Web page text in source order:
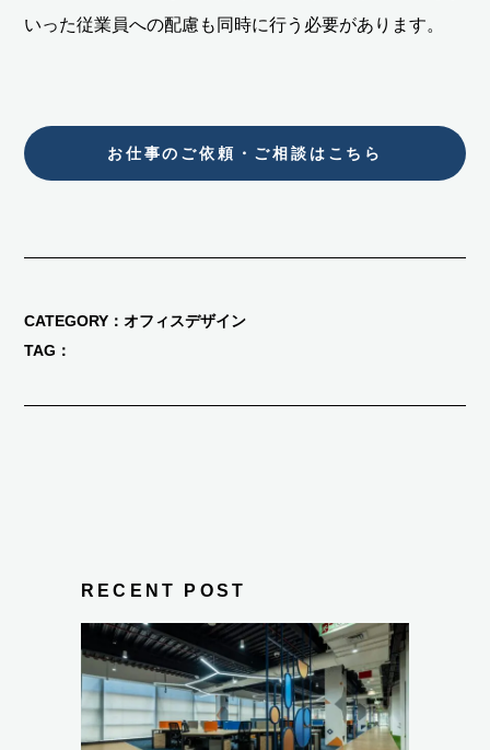
RECENT POST
いった従業員への配慮も同時に行う必要があります。
お仕事のご依頼・ご相談はこちら
CATEGORY
オフィスデザイン
TAG